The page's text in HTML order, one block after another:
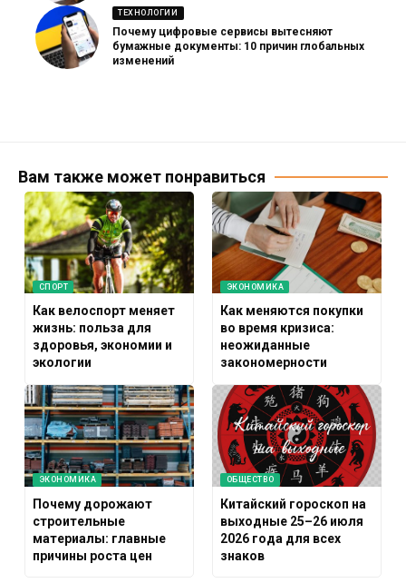
ТЕХНОЛОГИИ
Почему цифровые сервисы вытесняют
бумажные документы: 10 причин глобальных
изменений
Вам также может понравиться
СПОРТ
Как велоспорт меняет
жизнь: польза для
здоровья, экономии и
экологии
ЭКОНОМИКА
Как меняются покупки
во время кризиса:
неожиданные
закономерности
ЭКОНОМИКА
Почему дорожают
строительные
материалы: главные
причины роста цен
ОБЩЕСТВО
Китайский гороскоп на
выходные 25–26 июля
2026 года для всех
знаков